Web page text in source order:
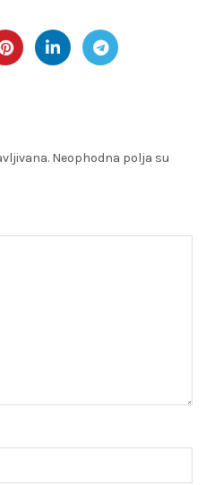
Neophodna polja su